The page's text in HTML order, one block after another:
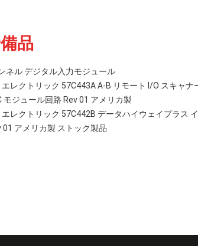
品
ネル デジタル入力モジュール
レクトリック 57C443A A-B リモート I/O スキャナ
モジュール回路 Rev 01 アメリカ製
エレクトリック 57C442B データハイウェイプラス
01 アメリカ製 ストック製品